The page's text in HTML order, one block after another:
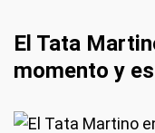
El Tata
momento y